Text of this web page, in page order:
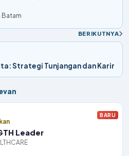
Batam
BERIKUTNYA
Strategi Tunjangan dan Karir
Leader
BARU